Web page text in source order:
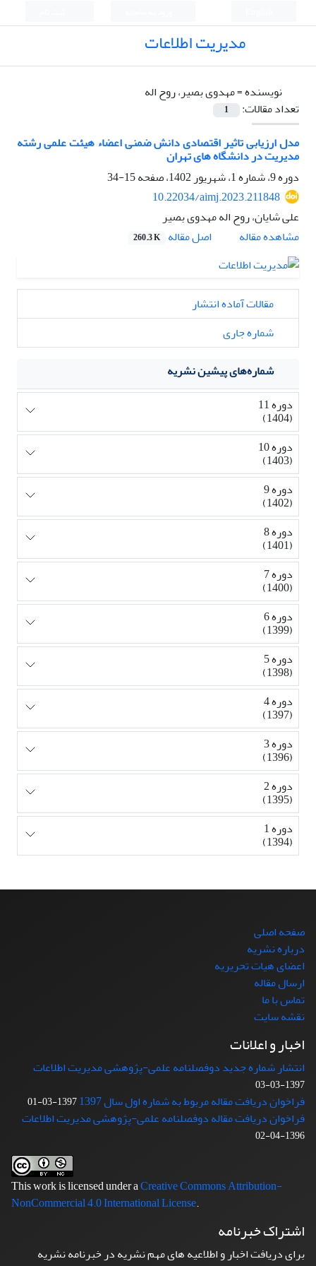
مدیریت اطلاعات
نویسنده =مهدوی بصیر، روح اله
تعداد مقالات:
1
مدل ارزیابی تاثیر اقتصادی دانش ضمنی اعضاء هیئت علمی رشته
مدیریت در دانشگاه های تهران
دوره 9، شماره 1، شهریور 1402، صفحه
15-34
10.22034/aimj.2023.211848
علی شایان، روح اله مهدوی بصیر
مشاهده مقاله
اصل مقاله 260.3 K
مقالات آماده انتشار
شماره جاری
شماره‌های پیشین نشریه
دوره 11
(1404)
دوره 10
(1403)
دوره 9
(1402)
دوره 8
(1401)
دوره 7
(1400)
دوره 6
(1399)
دوره 5
(1398)
دوره 4
(1397)
دوره 3
(1396)
دوره 2
(1395)
دوره 1
(1394)
صفحه اصلی
درباره نشریه
اعضای هیات تحریریه
ارسال مقاله
تماس با ما
نقشه سایت
اخبار و اعلانات
انتشار شماره جدید دوفصلنامه علمی-پژوهشی مدیریت اطلاعات
1397-03-03
فراخوان دریافت مقاله مربوط به شماره اول سال 1397 1397-03-01
فراخوان دریافت مقاله دوفصلنامه علمی-پژوهشی مدیریت اطلاعات
1396-04-02
This work is licensed under aCreative Commons Attribution-
NonCommercial 4.0 International License.
اشتراک خبرنامه
برای دریافت اخبار و اطلاعیه های مهم نشریه در خبرنامه نشریه